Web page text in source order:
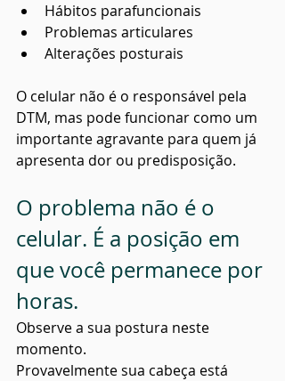
Hábitos parafuncionais
Problemas articulares
Alterações posturais
O celular não é o responsável pela
DTM, mas pode funcionar como um
importante agravante para quem já
apresenta dor ou predisposição.
O problema não é o
celular. É a posição em
que você permanece por
horas.
Observe a sua postura neste
momento.
Provavelmente sua cabeça está